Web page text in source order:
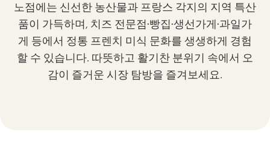
노점에는 신선한 농산물과 프랑스 각지의 지역 특산
품이 가득하며, 치즈 전문점·빵집·생선가게·과일가
게 등에서 정통 프렌치 미식 문화를 생생하게 경험
할 수 있습니다. 따뜻하고 활기찬 분위기 속에서 오
감이 즐거운 시장 탐방을 즐겨보세요.